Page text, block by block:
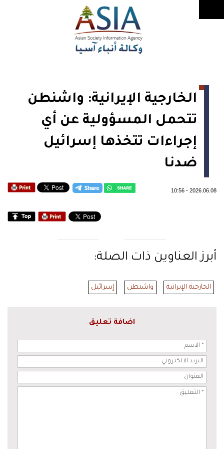
الخارجية الإيرانية: واشنطن
تتحمل المسؤولية عن أي
إجراءات تتخذها إسرائيل
ضدنا
2026.06.08
-
10:56
أبرز العناوين ذات الصلة:
الخارجية الإيرانية واشنطن إسرائيل
اضافة تعليق